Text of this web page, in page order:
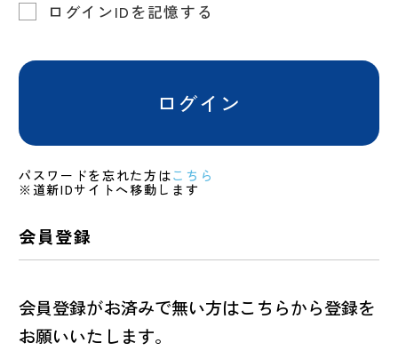
ログインIDを記憶する
ログイン
パスワードを忘れた方はこちら
※道新IDサイトへ移動します
会員登録
会員登録がお済みで無い方はこちらから登録を
お願いいたします。